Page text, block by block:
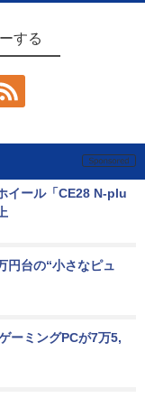
する
イール「CE28 N-plu
円台の“小さなピュ
ーミングPCが7万5,